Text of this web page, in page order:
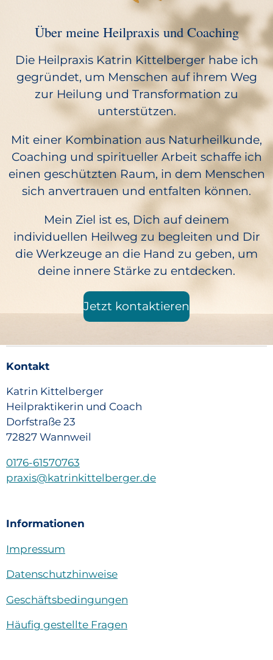
Über meine Heilpraxis und Coaching
Die Heilpraxis Katrin Kittelberger habe ich
gegründet, um Menschen auf ihrem Weg
zur Heilung und Transformation zu
unterstützen.
Mit einer Kombination aus Naturheilkunde,
Coaching und spiritueller Arbeit schaffe ich
einen geschützten Raum, in dem Menschen
sich anvertrauen und entfalten können.
Mein Ziel ist es, Dich auf deinem
individuellen Heilweg zu begleiten und Dir
die Werkzeuge an die Hand zu geben, um
deine innere Stärke zu entdecken.
Jetzt kontaktieren
Kontakt
Katrin Kittelberger
Heilpraktikerin und Coach
Dorfstraße 23
72827 Wannweil
0176-61570763
praxis@katrinkittelberger.de
Informationen
Impressum
Datenschutzhinweise
Geschäftsbedingungen
Häufig gestellte Fragen